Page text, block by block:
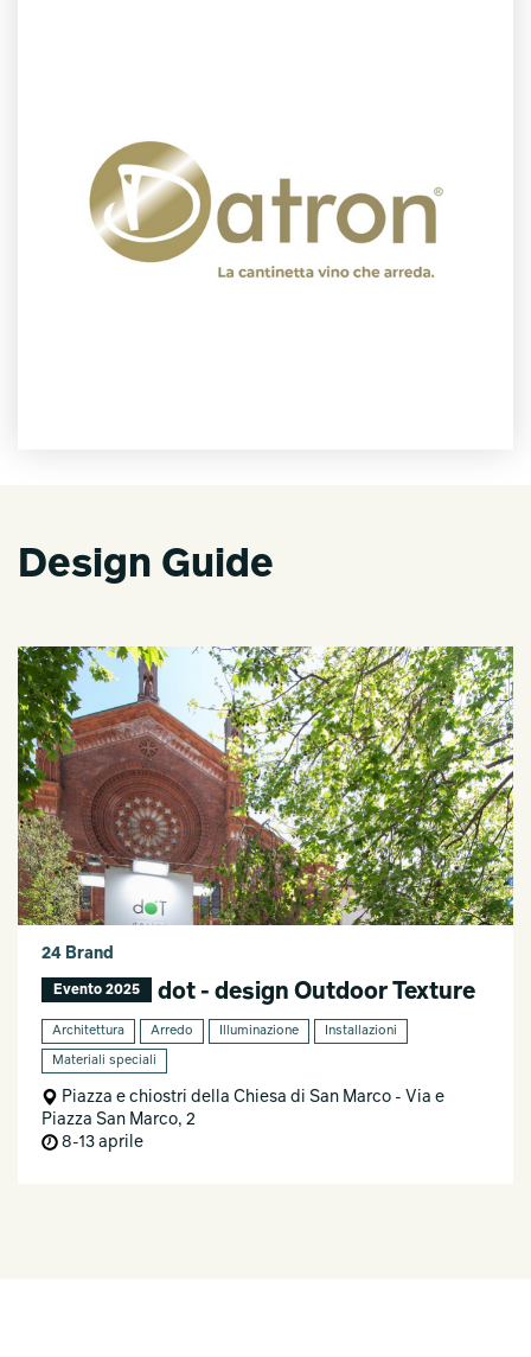
Design Guide
24 Brand
Evento 2025 dot - design Outdoor Texture
Architettura Arredo Illuminazione Installazioni
Materiali speciali
Piazza e chiostri della Chiesa di San Marco - Via e
Piazza San Marco, 2
8-13 aprile